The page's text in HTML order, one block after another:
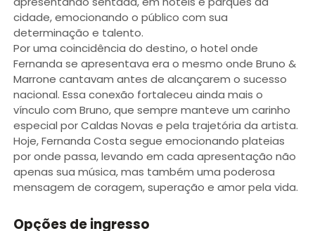
cidade, emocionando o público com sua
determinação e talento.
Por uma coincidência do destino, o hotel onde
Fernanda se apresentava era o mesmo onde Bruno &
Marrone cantavam antes de alcançarem o sucesso
nacional. Essa conexão fortaleceu ainda mais o
vínculo com Bruno, que sempre manteve um carinho
especial por Caldas Novas e pela trajetória da artista.
Hoje, Fernanda Costa segue emocionando plateias
por onde passa, levando em cada apresentação não
apenas sua música, mas também uma poderosa
mensagem de coragem, superação e amor pela vida.
Opções de ingresso